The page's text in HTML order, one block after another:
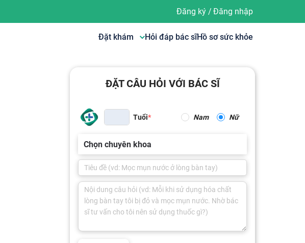
Đăng ký/ Đăng nhập
Đặt khám Hỏi đáp bác sĩHồ sơ sức khỏe
ĐẶT CÂU HỎI VỚI BÁC SĨ
Tuổi Nam Nữ
Chọn chuyên khoa